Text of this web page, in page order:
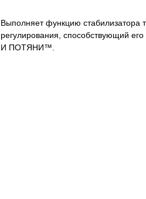
Выполняет функцию
регулирования, способствующий
И ПОТЯНИ™.